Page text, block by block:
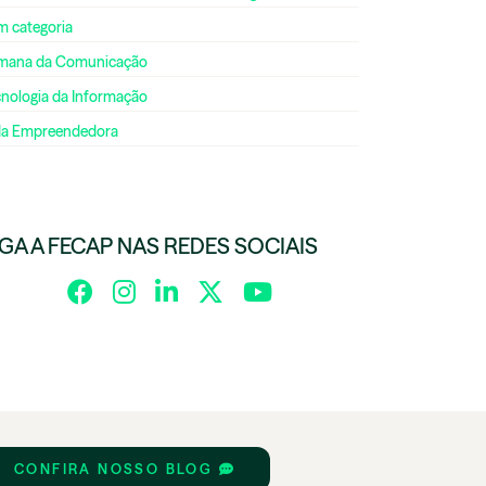
categoria
da Comunicação
da Informação
Empreendedora
A FECAP NAS REDES SOCIAIS
CONFIRA NOSSO BLOG